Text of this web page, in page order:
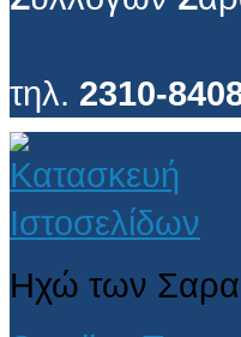
τηλ. 2310-
Ηχώ των